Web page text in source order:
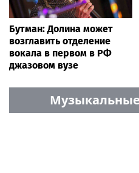
Бутман: Долина может
возглавить отделение
вокала в первом в РФ
джазовом вузе